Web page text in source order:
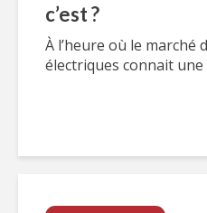
c’est ?
À l’heure où le marché
électriques connait une